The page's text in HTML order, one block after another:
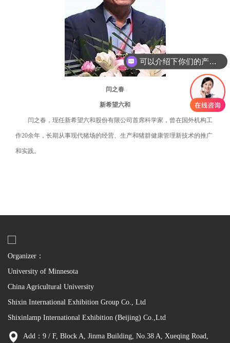
闫之春
新希望六和
闫之春，现任新希望六和股份有限公司首席科学家，曾在国外机构工
作20余年，长期从事现代猪场的经营、生产和猪群健康管理新技术的推广
和实践。
Organizer：
University of Minnesota
China Agricultural University
Shixin International Exhibition Group Co., Ltd
Shixinlamp International Exhibition (Beijing) Co.,Ltd
Add：9 / F, Block A, Jinma Building, No.38 A, Xueqing Road,
可以介绍下你们的产品么